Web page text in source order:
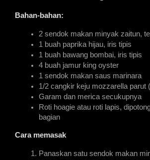
Bahan-bahan:
2 sendok makan minyak zaitun,
1 buah paprika hijau, iris tipis
1 buah bawang bombai, iris tipis
4 buah jamur king oyster
1 sendok makan saus marinara
1/2 cangkir keju mozzarella parut
Garam dan merica secukupnya
Roti hoagie atau roti lapis,
bagian
Cara memasak
Panaskan satu sendok makan